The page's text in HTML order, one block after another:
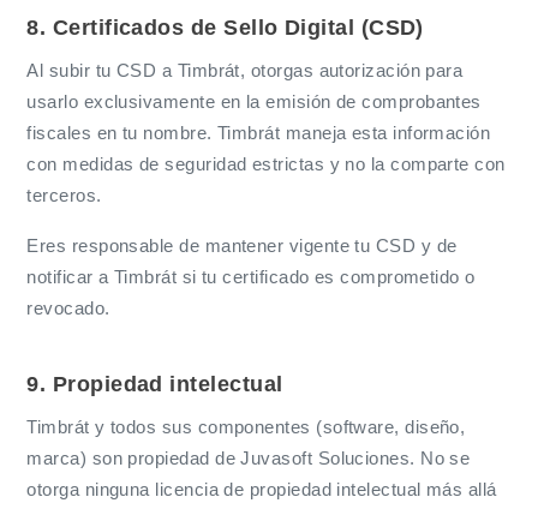
8. Certificados de Sello Digital (CSD)
Al subir tu CSD a Timbrát, otorgas autorización para
usarlo exclusivamente en la emisión de comprobantes
fiscales en tu nombre. Timbrát maneja esta información
con medidas de seguridad estrictas y no la comparte con
terceros.
Eres responsable de mantener vigente tu CSD y de
notificar a Timbrát si tu certificado es comprometido o
revocado.
9. Propiedad intelectual
Timbrát y todos sus componentes (software, diseño,
marca) son propiedad de Juvasoft Soluciones. No se
otorga ninguna licencia de propiedad intelectual más allá